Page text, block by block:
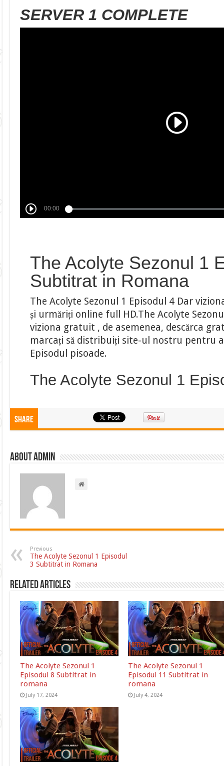
SERVER 1 COMPLETE
The Acolyte Sezonul 1
Subtitrat in Romana
The Acolyte Sezonul 1 Episodul 4 Dar
și urmăriți online full HD.The Acolyte
viziona gratuit , de asemenea, descărca
marcați să distribuiți site-ul nostru pentru
Episodul pisoade.
The Acolyte Sezonul 1
Share
About admin
Previous
The Acolyte Sezonul 1 Episodul
3 Subtitrat in Romana
Related Articles
The Acolyte Sezonul 1
Episodul 8 Subtitrat in
romana
July 17, 2024
The Acolyte Sezonul 1
Episodul 11 Subtitrat in
romana
July 4, 2024